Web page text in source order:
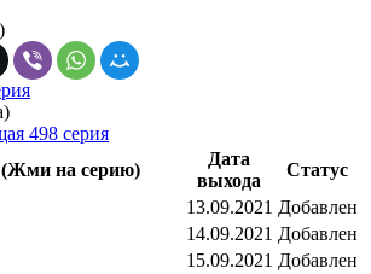
)
498 серия
на серию)
Дата
выхода
Статус
13.09.2021 Добавлен
14.09.2021 Добавлен
15.09.2021 Добавлен